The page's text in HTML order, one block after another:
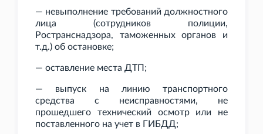
— невыполнение требований должностного
лица (сотрудников полиции,
Ространснадзора, таможенных органов и
т.д.) об остановке;
— оставление места ДТП;
— выпуск на линию транспортного
средства с неисправностями, не
прошедшего технический осмотр или не
поставленного на учет в ГИБДД;